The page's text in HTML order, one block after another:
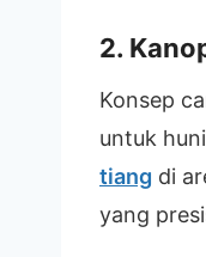
2.
Konsep
untuk
tiang di
yang